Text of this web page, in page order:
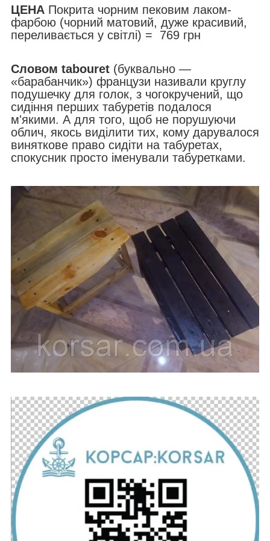
ЦЕНА Покрита чорним пековим лаком-
фарбою (чорний матовий, дуже красивий,
переливається у світлі) = 769 грн
Словом tabouret (буквально —
«барабанчик») французи називали круглу
подушечку для голок, з чогокручений, що
сидіння перших табуретів подалося
м'якими. А для того, щоб не порушуючи
облич, якось виділити тих, кому дарувалося
виняткове право сидіти на табуретах,
спокусник просто іменували табуретками.